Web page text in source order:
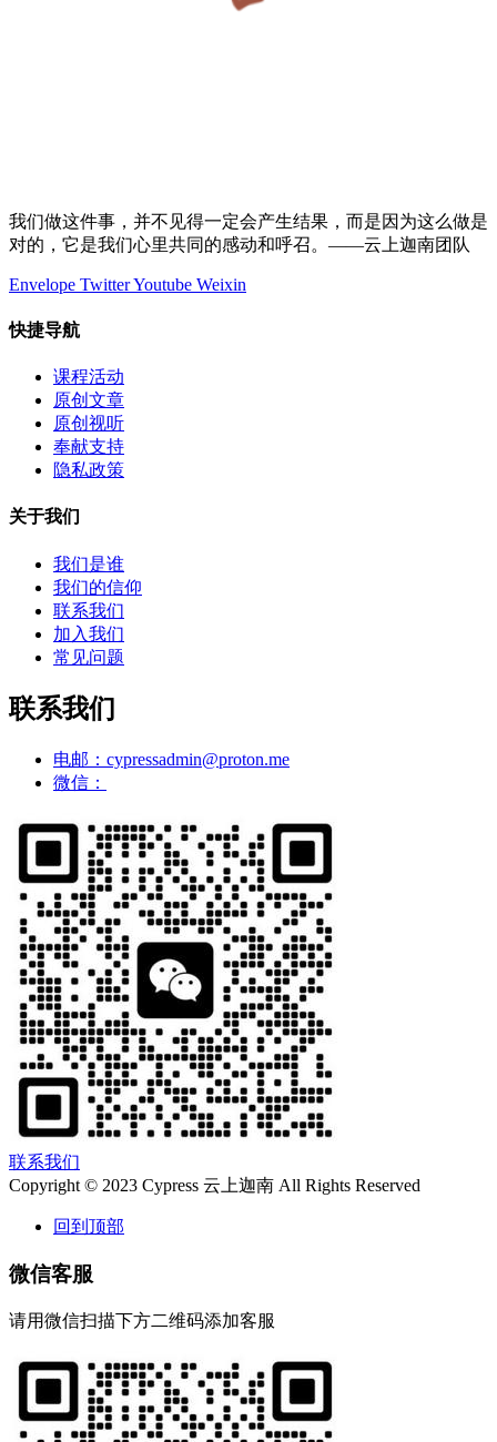
我们做这件事，并不见得一定会产生结果，而是因为这么做是
对的，它是我们心里共同的感动和呼召。——云上迦南团队
Envelope TwitterYoutube Weixin
快捷导航
课程活动
原创文章
原创视听
奉献支持
隐私政策
关于我们
我们是谁
我们的信仰
联系我们
加入我们
常见问题
联系我们
电邮：cypressadmin@proton.me
微信：
联系我们
Copyright © 2023 Cypress 云上迦南 All Rights Reserved
回到顶部
微信客服
请用微信扫描下方二维码添加客服